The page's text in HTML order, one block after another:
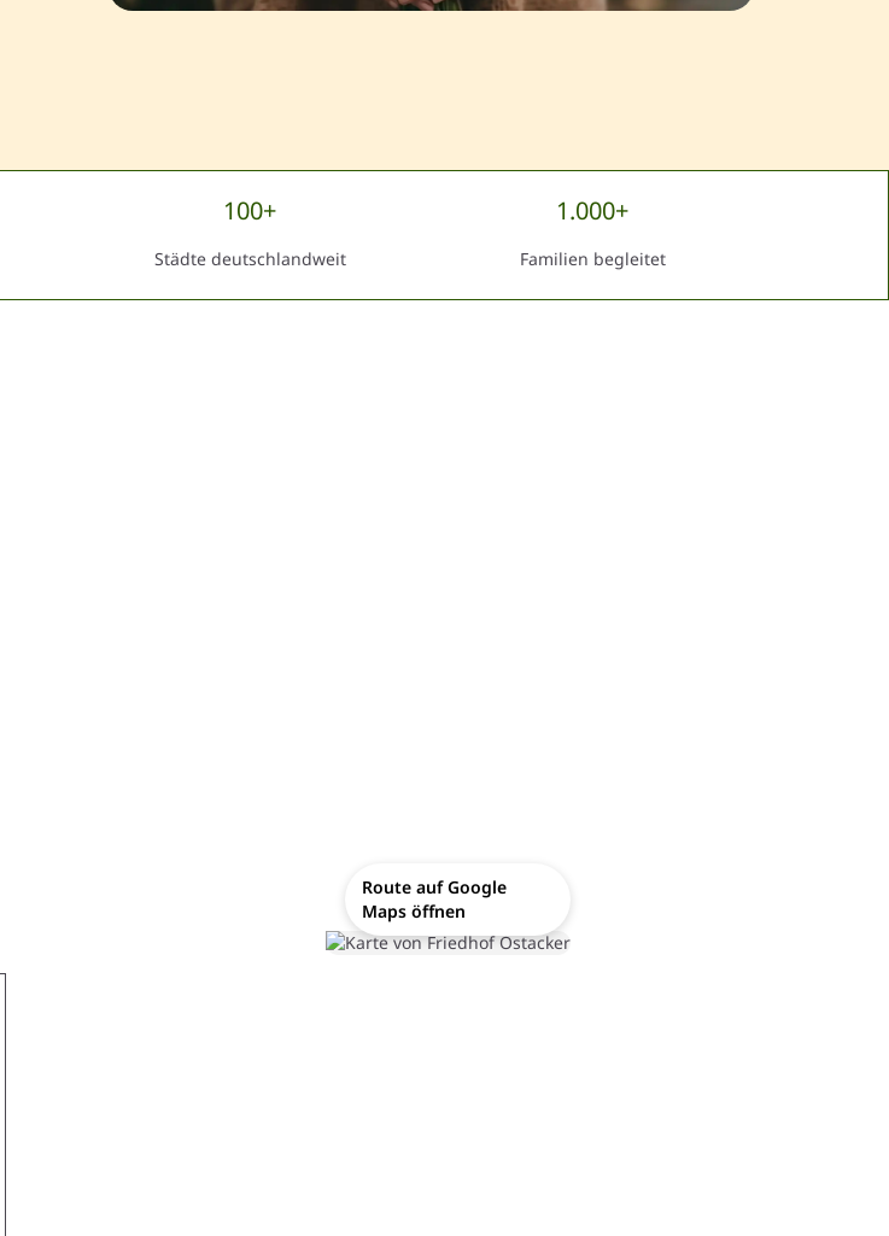
100+
Städte deutschlandweit
1.000+
Familien begleitet
Route auf Google
Maps öffnen